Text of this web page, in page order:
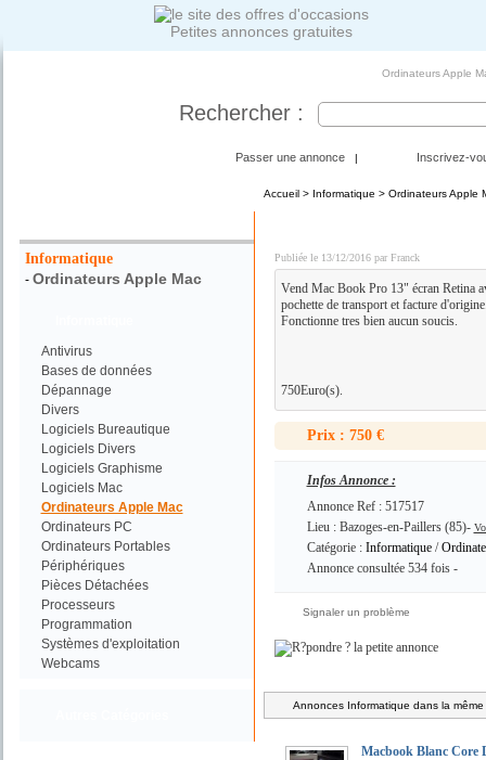
Petites annonces gratuites
Ordinateurs Apple
Rechercher :
Passer une annonce | Inscrivez-
Informatique
- Ordinateurs Apple Mac
Antivirus
Bases de données
Dépannage
Divers
Logiciels Bureautique
Logiciels Divers
Logiciels Graphisme
Logiciels Mac
Ordinateurs Apple Mac
Ordinateurs PC
Ordinateurs Portables
Périphériques
Pièces Détachées
Processeurs
Programmation
Systèmes d'exploitation
Webcams
Accueil> Informatique > Ordinateurs Apple
Publiée le 13/12/2016 par Franck
Vend Mac Book Pro 13" écran Retina
pochette de transport et facture
Fonctionne tres bien aucun soucis.
750Euro(s).
Prix : 750 €
Infos Annonce :
Annonce Ref : 517517
Lieu : Bazoges-en-Paillers (85)-
Catégorie : Informatique/
Annonce consultée 534 fois -
Signaler un problème
Annonces Informatique dans la
Macbook Blanc Core